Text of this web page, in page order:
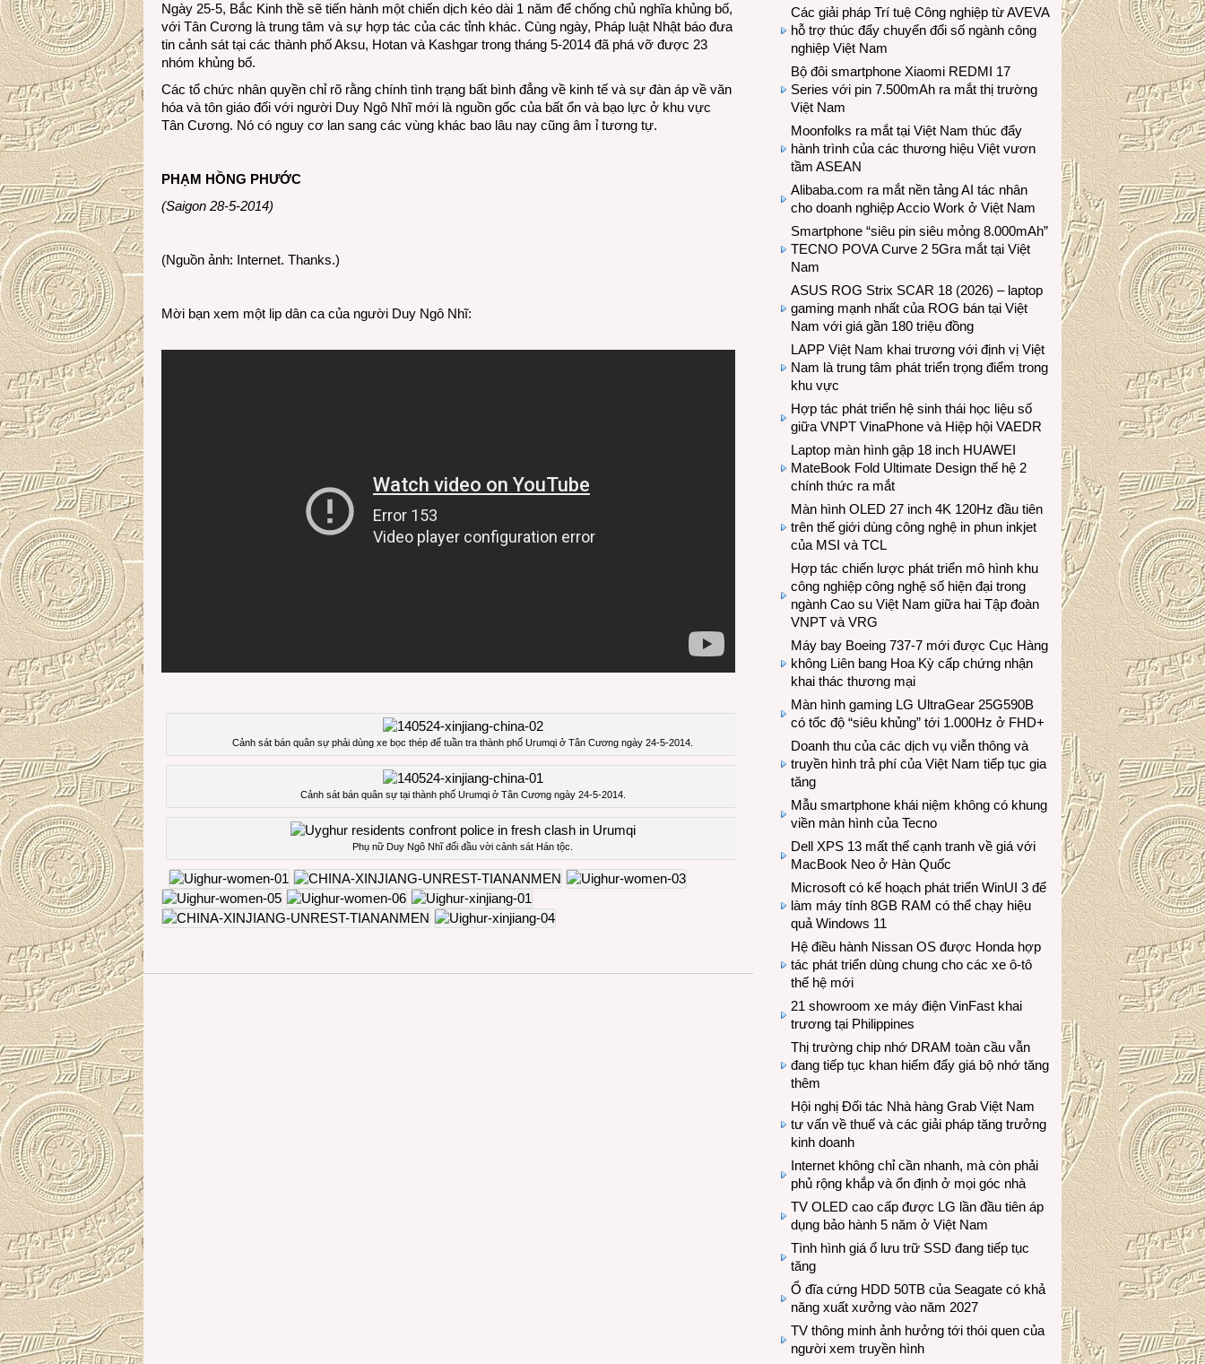
Ngày 25-5, Bắc Kinh thề sẽ tiến hành một chiến dịch kéo dài 1 năm để chống chủ nghĩa khủng bố,
với Tân Cương là trung tâm và sự hợp tác của các tỉnh khác. Cùng ngày, Pháp luật Nhật báo đưa
tin cảnh sát tại các thành phố Aksu, Hotan và Kashgar trong tháng 5-2014 đã phá vỡ được 23
nhóm khủng bố.
Các tổ chức nhân quyền chỉ rõ rằng chính tình trạng bất bình đẳng về kinh tế và sự đàn áp về văn
hóa và tôn giáo đối với người Duy Ngô Nhĩ mới là nguồn gốc của bất ổn và bạo lực ở khu vực
Tân Cương. Nó có nguy cơ lan sang các vùng khác bao lâu nay cũng âm ỉ tương tự.
PHẠM HỒNG PHƯỚC
(Saigon 28-5-2014)
(Nguồn ảnh: Internet. Thanks.)
Mời bạn xem một lip dân ca của người Duy Ngô Nhĩ:
Cảnh sát bán quân sự phải dùng xe bọc thép để tuần tra thành phố Urumqi ở Tân Cương ngày 24-5-2014.
Cảnh sát bán quân sự tại thành phố Urumqi ở Tân Cương ngày 24-5-2014.
Phụ nữ Duy Ngô Nhĩ đối đầu vời cảnh sát Hán tộc.
Các giải pháp Trí tuệ Công nghiệp từ AVEVA
hỗ trợ thúc đẩy chuyển đổi số ngành công
nghiệp Việt Nam
Bộ đôi smartphone Xiaomi REDMI 17
Series với pin 7.500mAh ra mắt thị trường
Việt Nam
Moonfolks ra mắt tại Việt Nam thúc đẩy
hành trình của các thương hiệu Việt vươn
tầm ASEAN
Alibaba.com ra mắt nền tảng AI tác nhân
cho doanh nghiệp Accio Work ở Việt Nam
Smartphone “siêu pin siêu mỏng 8.000mAh”
TECNO POVA Curve 2 5Gra mắt tại Việt
Nam
ASUS ROG Strix SCAR 18 (2026) – laptop
gaming mạnh nhất của ROG bán tại Việt
Nam với giá gần 180 triệu đồng
LAPP Việt Nam khai trương với định vị Việt
Nam là trung tâm phát triển trọng điểm trong
khu vực
Hợp tác phát triển hệ sinh thái học liệu số
giữa VNPT VinaPhone và Hiệp hội VAEDR
Laptop màn hình gập 18 inch HUAWEI
MateBook Fold Ultimate Design thế hệ 2
chính thức ra mắt
Màn hình OLED 27 inch 4K 120Hz đầu tiên
trên thế giới dùng công nghệ in phun inkjet
của MSI và TCL
Hợp tác chiến lược phát triển mô hình khu
công nghiệp công nghệ số hiện đại trong
ngành Cao su Việt Nam giữa hai Tập đoàn
VNPT và VRG
Máy bay Boeing 737-7 mới được Cục Hàng
không Liên bang Hoa Kỳ cấp chứng nhận
khai thác thương mại
Màn hình gaming LG UltraGear 25G590B
có tốc độ “siêu khủng” tới 1.000Hz ở FHD+
Doanh thu của các dịch vụ viễn thông và
truyền hình trả phí của Việt Nam tiếp tục gia
tăng
Mẫu smartphone khái niệm không có khung
viền màn hình của Tecno
Dell XPS 13 mất thế cạnh tranh về giá với
MacBook Neo ở Hàn Quốc
Microsoft có kế hoạch phát triển WinUI 3 để
làm máy tính 8GB RAM có thể chạy hiệu
quả Windows 11
Hệ điều hành Nissan OS được Honda hợp
tác phát triển dùng chung cho các xe ô-tô
thế hệ mới
21 showroom xe máy điện VinFast khai
trương tại Philippines
Thị trường chip nhớ DRAM toàn cầu vẫn
đang tiếp tục khan hiếm đẩy giá bộ nhớ tăng
thêm
Hội nghị Đối tác Nhà hàng Grab Việt Nam
tư vấn về thuế và các giải pháp tăng trưởng
kinh doanh
Internet không chỉ cần nhanh, mà còn phải
phủ rộng khắp và ổn định ở mọi góc nhà
TV OLED cao cấp được LG lần đầu tiên áp
dụng bảo hành 5 năm ở Việt Nam
Tình hình giá ổ lưu trữ SSD đang tiếp tục
tăng
Ổ đĩa cứng HDD 50TB của Seagate có khả
năng xuất xưởng vào năm 2027
TV thông minh ảnh hưởng tới thói quen của
người xem truyền hình